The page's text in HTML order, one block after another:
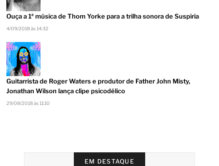
Ouça a 1ª música de Thom Yorke para a trilha sonora de Suspiria
4/09/2018 às 14:32
Guitarrista de Roger Waters e produtor de Father John Misty,
Jonathan Wilson lança clipe psicodélico
29/08/2018 às 11:10
EM DESTAQUE